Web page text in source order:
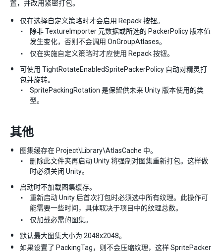
置，并改用紧密打包。
仅在选择自定义策略时才会启用 Repack 按钮。
除非 TextureImporter 元数据或所选的 PackerPolicy 版本值
发生变化，否则不会调用 OnGroupAtlases。
仅在实施自定义策略时才应使用 Repack 按钮。
可使用 TightRotateEnabledSpritePackerPolicy 自动对精灵打
包并旋转。
SpritePackingRotation 是保留供未来 Unity 版本使用的类
型。
其他
图集缓存在 Project\Library\AtlasCache 中。
删除此文件夹再启动 Unity 将强制对图集重新打包。这样做
时必须关闭 Unity。
启动时不加载图集缓存。
重新启动 Unity 后首次打包时必须选中所有纹理。此操作可
能需要一些时间，具体取决于项目中的纹理总数。
仅加载必需的图集。
默认最大图集大小为 2048x2048。
如果设置了 PackingTag，则不会压缩纹理，这样 SpritePacker